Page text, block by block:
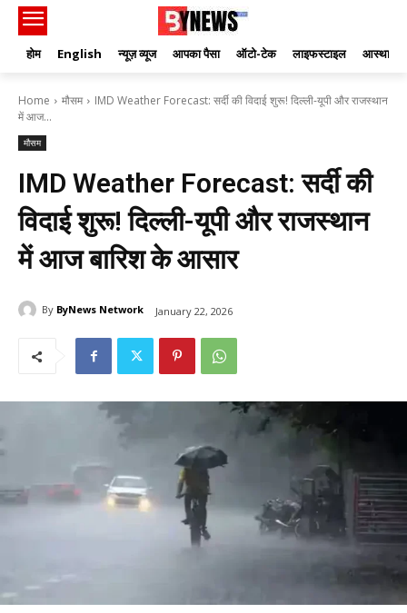
होम English न्यूज़ व्यूज आपका पैसा ऑटो-टेक लाइफस्टाइल आस्था
Home मौसम
IMD Weather Forecast: सर्दी की विदाई शुरू! दिल्ली-यूपी और राजस्थान
में आज...
मौसम
IMD Weather Forecast: सर्दी की
विदाई शुरू! दिल्ली-यूपी और राजस्थान
में आज बारिश के आसार
By ByNews Network January 22, 2026